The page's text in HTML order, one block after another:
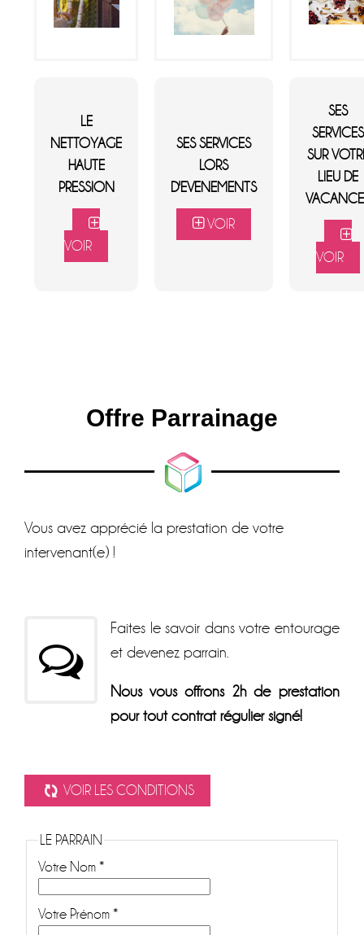
LE
NETTOYAGE
HAUTE
PRESSION
VOIR
SES SERVICES
LORS
D'EVENEMENTS
VOIR
SES
SERVICES
SUR
LIEU DE
VOIR
Offre Parrainage
Vous avez apprécié la prestation de votre
intervenant(e) !
Faites le savoir dans votre entourage
et devenez parrain.
Nous vous offrons 2h de prestation
pour tout contrat régulier signé!
Loading...
VOIR LES CONDITIONS
LE PARRAIN
Votre Nom *
Votre Prénom *